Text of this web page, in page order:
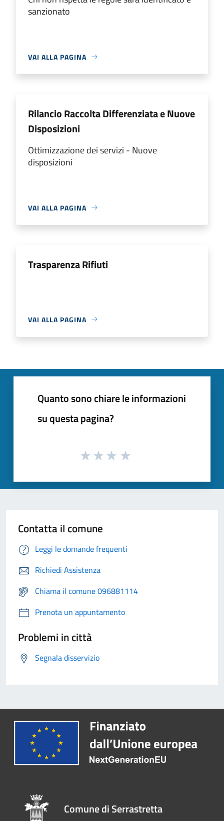
sanzionato
VAI ALLA PAGINA
Rilancio Raccolta Differenziata e Nuove
Disposizioni
Ottimizzazione dei servizi - Nuove
disposizioni
VAI ALLA PAGINA
Trasparenza Rifiuti
VAI ALLA PAGINA
Quanto sono chiare le informazioni
su questa pagina?
Contatta il comune
Leggi le domande frequenti
Richiedi Assistenza
Chiama il comune 096881114
Prenota un appuntamento
Problemi in città
Segnala disservizio
Comune di Serrastretta